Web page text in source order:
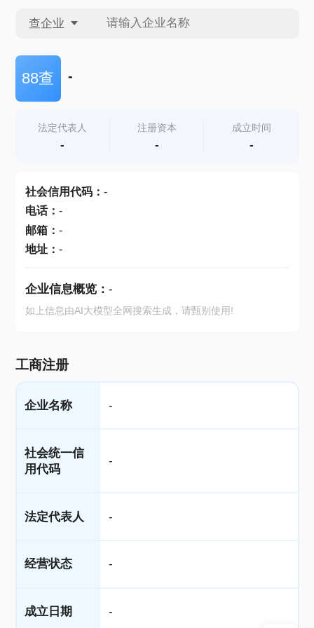
查企业
查企业
查产地
88查 -
法定代表人
-
注册资本
-
成立时间
-
社会信用代码： -
电话： -
邮箱： -
地址： -
企业信息概览： -
如上信息由AI大模型全网搜索生成，请甄别使用!
工商注册
企业名称 -
社会统一信
用代码
-
法定代表人 -
经营状态 -
成立日期 -